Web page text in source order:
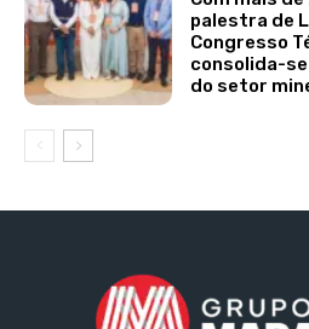
palestra de
Congresso
consolida-
do setor